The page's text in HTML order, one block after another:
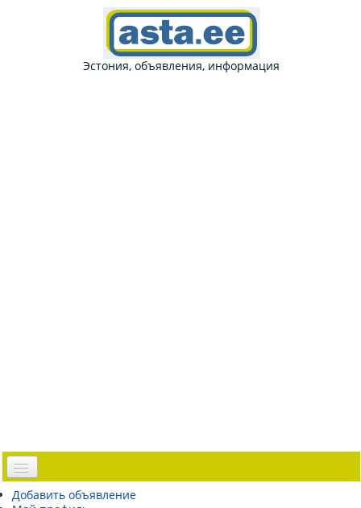
Эстония, объявления, информация
Доска объявлений
Добавить объявление